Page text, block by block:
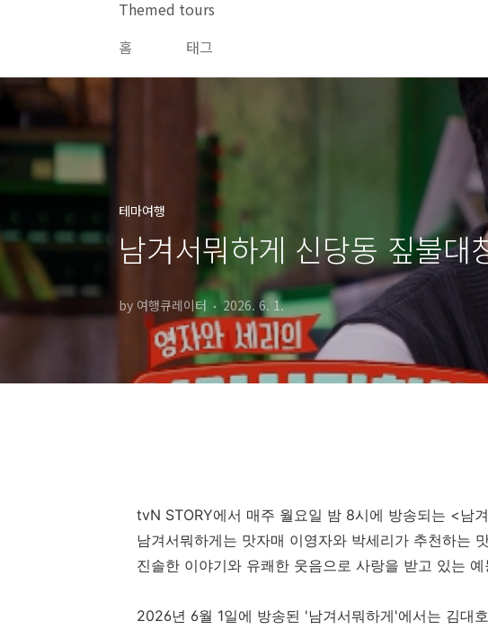
Themed tours
홈
태그
테마여행
남겨서뭐하게 신당동 짚불
by 여행큐레이터 2026. 6. 1.
tvN STORY에서 매주 월요일 밤 8시에 방송되는 <남
남겨서뭐하게는 맛자매 이영자와 박세리가 추천하는
진솔한 이야기와 유쾌한 웃음으로 사랑을 받고 있는
2026년 6월 1일에 방송된 '남겨서뭐하게'에서는 김대